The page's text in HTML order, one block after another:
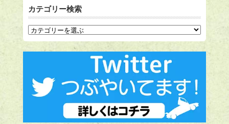
カテゴリー検索